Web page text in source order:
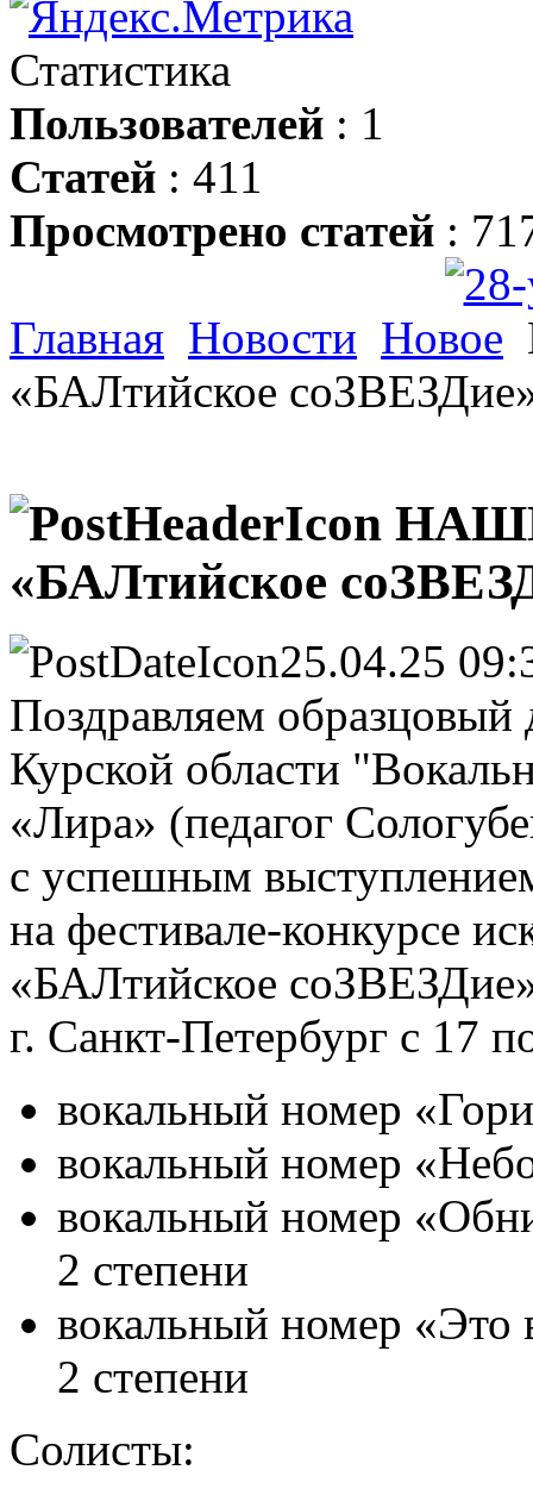
Статистика
Пользователей : 1
Статей : 411
Просмотрено статей :
Главная Новости Новое
«БАЛтийское
«БАЛтийское
25.04.25
Поздравляем образцовый
Курской области
«Лира» (педагог
с успешным
на фестивале-конкурсе
«БАЛтийское
г. Санкт-Петербург с 17
вокальный номер
вокальный номер
вокальный номер
2 степени
вокальный номер «Это
2 степени
Солисты: